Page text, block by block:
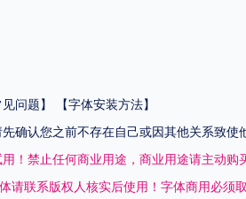
问题】
【字体安装方法】
确认您之前不存在自己或因其他关系致使
！禁止任何商业用途，商业用途请主动购
请联系版权人核实后使用！字体商用必须